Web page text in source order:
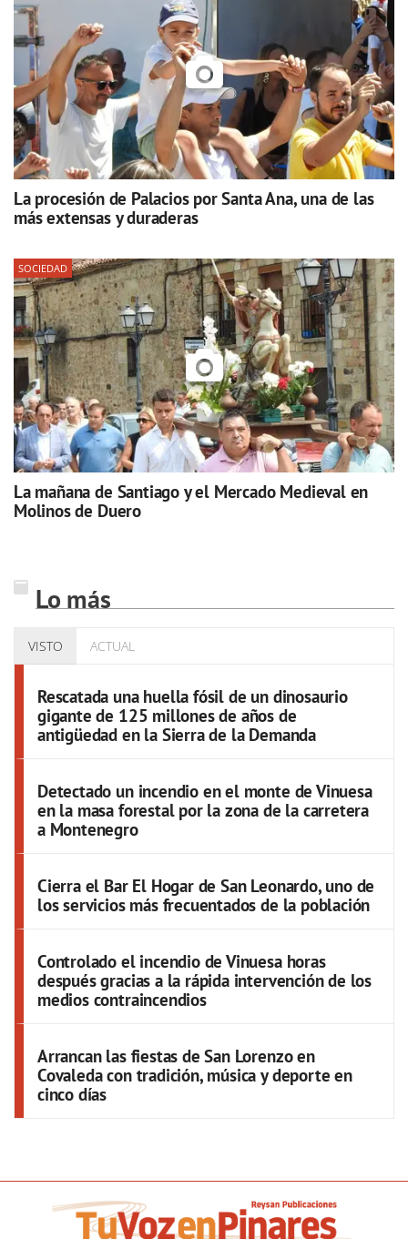
La procesión de Palacios por Santa Ana, una de las
más extensas y duraderas
SOCIEDAD
La mañana de Santiago y el Mercado Medieval en
Molinos de Duero
Lo más
VISTO ACTUAL
Rescatada una huella fósil de un dinosaurio
gigante de 125 millones de años de
antigüedad en la Sierra de la Demanda
Detectado un incendio en el monte de Vinuesa
en la masa forestal por la zona de la carretera
a Montenegro
Cierra el Bar El Hogar de San Leonardo, uno de
los servicios más frecuentados de la población
Controlado el incendio de Vinuesa horas
después gracias a la rápida intervención de los
medios contraincendios
Arrancan las fiestas de San Lorenzo en
Covaleda con tradición, música y deporte en
cinco días